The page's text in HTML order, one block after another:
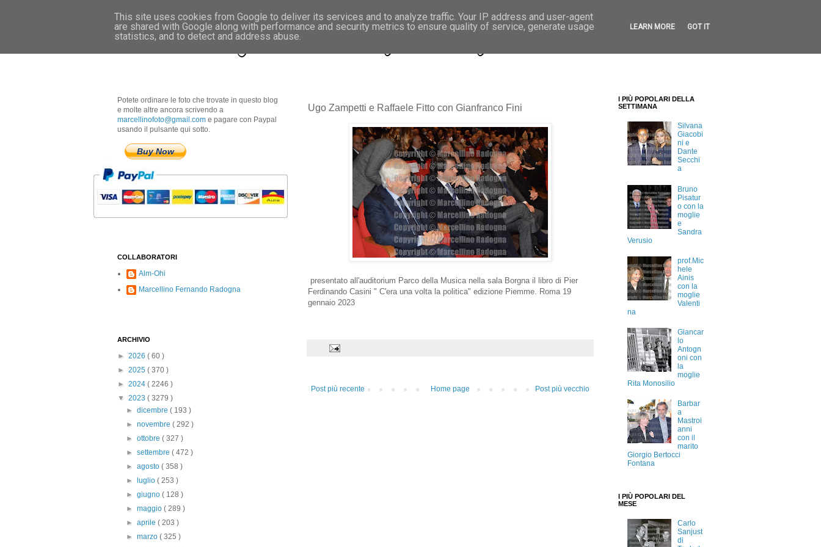
Marcellino Radogna - Fotonotizie per la stampa
Ugo Zampetti e Raffaele Fitto con Gianfranco Fini
presentato all'auditorium Parco della Musica nella sala Borgna il libro di Pier
Ferdinando Casini " C'era una volta la politica" edizione Piemme. Roma 19
gennaio 2023
Post più recente Post più vecchio
Home page
Potete ordinare le foto che trovate in questo blog
e molte altre ancora scrivendo a
marcellinofoto@gmail.com e pagare con Paypal
usando il pulsante qui sotto.
Buy Now
COLLABORATORI
Alm-Ohi
Marcellino Fernando Radogna
ARCHIVIO
► 2026 ( 60 )
► 2025 ( 370 )
► 2024 ( 2246 )
▼ 2023 ( 3279 )
►dicembre( 193 )
►novembre( 292 )
►ottobre( 327 )
►settembre( 472 )
►agosto( 358 )
►
luglio( 253 )
►giugno( 128 )
►maggio( 289 )
►aprile( 203 )
►marzo( 325 )
I PIÙ POPOLARI DELLA
SETTIMANA
Silvana
Giacobi
ni e
Dante
Secchi
a
Bruno
Pisatur
o con la
moglie
e
Sandra
Verusio
prof.Mic
hele
Ainis
con la
moglie
Valenti
na
Giancar
lo
Antogn
oni con
la
moglie
Rita Monosilio
Barbar
a
Mastroi
anni
con il
marito
Giorgio Bertocci
Fontana
I PIÙ POPOLARI DEL
MESE
Carlo
Sanjust
di
This site uses cookies from Google to deliver its services and to analyze traffic. Your IP address and user-agent
are shared with Google along with performance and security metrics to ensure quality of service, generate usage
statistics, and to detect and address abuse.
LEARN MORE GOT IT